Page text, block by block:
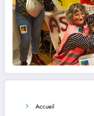
Accueil